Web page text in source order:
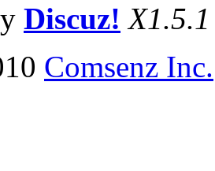
Discuz! X1.5.1
Comsenz Inc.